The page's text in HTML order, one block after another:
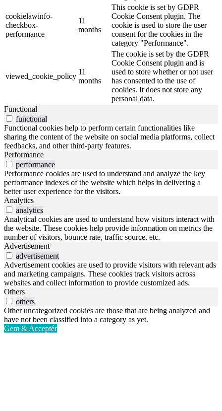
cookielawinfo-
checkbox-
performance
11
months
This cookie is set by GDPR
Cookie Consent plugin. The
cookie is used to store the user
consent for the cookies in the
category "Performance".
viewed_cookie_policy
11
months
The cookie is set by the GDPR
Cookie Consent plugin and is
used to store whether or not user
has consented to the use of
cookies. It does not store any
personal data.
Functional
functional
Functional cookies help to perform certain functionalities like
sharing the content of the website on social media platforms, collect
feedbacks, and other third-party features.
Performance
performance
Performance cookies are used to understand and analyze the key
performance indexes of the website which helps in delivering a
better user experience for the visitors.
Analytics
analytics
Analytical cookies are used to understand how visitors interact with
the website. These cookies help provide information on metrics the
number of visitors, bounce rate, traffic source, etc.
Advertisement
advertisement
Advertisement cookies are used to provide visitors with relevant ads
and marketing campaigns. These cookies track visitors across
websites and collect information to provide customized ads.
Others
others
Other uncategorized cookies are those that are being analyzed and
have not been classified into a category as yet.
Gem & Acceptér